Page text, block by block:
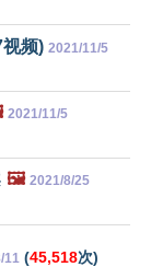
频) 2021/11/5
2021/11/5
🖼️ 2021/8/25
11 (45,518次)